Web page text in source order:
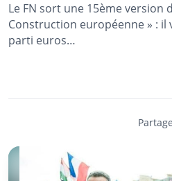
Le FN sort une 15ème version
Construction européenne » :
parti euros…